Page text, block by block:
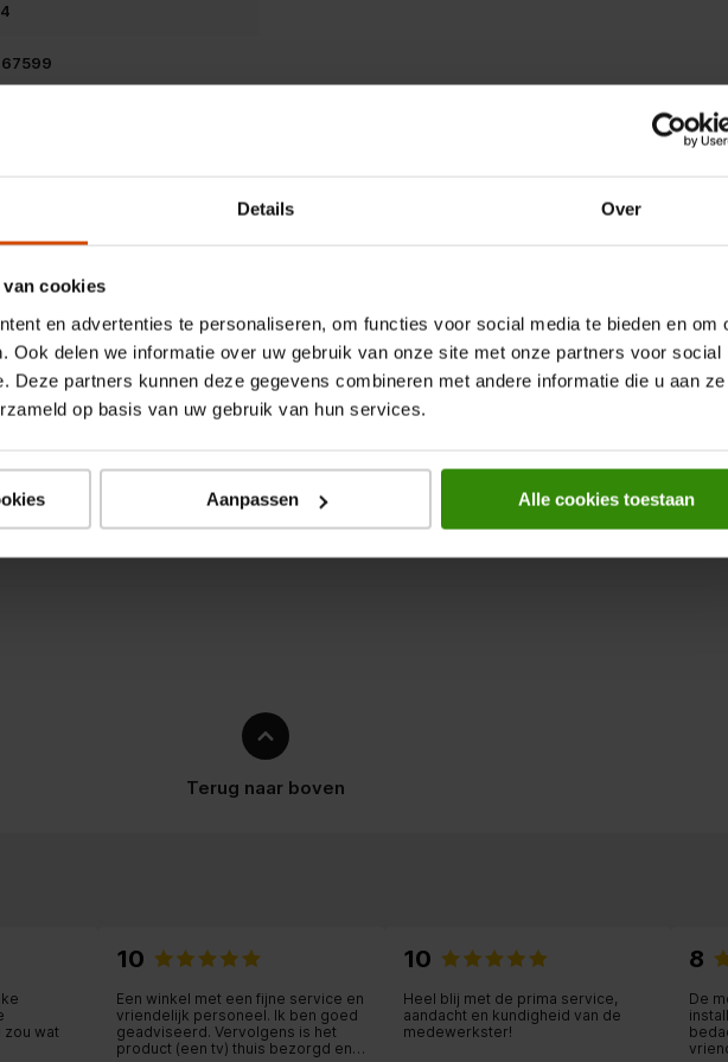
Details Over
cookies
en advertenties te personaliseren, om functies voor social media te bieden en om
Ook delen we informatie over uw gebruik van onze site met onze partners voor social
Deze partners kunnen deze gegevens combineren met andere informatie die u aan
op basis van uw gebruik van hun services.
Aanpassen Alle cookies toestaan
roterende arm die
beter glijden
krachtige reiniging.
Terug naar boven
zou wat
10
Een winkel met een fijne service en
vriendelijk personeel. Ik ben goed
geadviseerd. Vervolgens is het
product (een tv) thuis bezorgd en
10
Heel blij met de prima service,
aandacht en kundigheid van de
medewerkster!
8
De